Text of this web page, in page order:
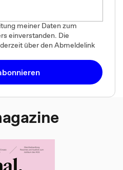
meiner Daten zum
einverstanden. Die
über den Abmeldelink